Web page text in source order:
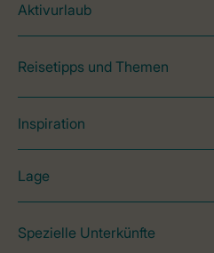
Aktivurlaub
Reisetipps und Themen
Inspiration
Lage
Spezielle Unterkünfte